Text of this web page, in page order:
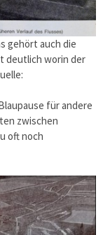
gehört auch die
deutlich worin der
für andere
zwischen
oft noch